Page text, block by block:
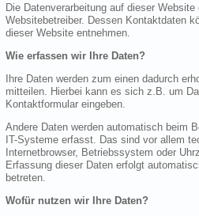
Die Datenverarbeitung auf dieser
Websitebetreiber. Dessen Kontaktdaten
dieser Website entnehmen.
Wie erfassen wir Ihre Daten?
Ihre Daten werden zum einen dadurch
mitteilen. Hierbei kann es sich z.B. um
Kontaktformular eingeben.
Andere Daten werden automatisch beim
IT-Systeme erfasst. Das sind vor allem
Internetbrowser, Betriebssystem oder
Erfassung dieser Daten erfolgt
betreten.
Wofür nutzen wir Ihre Daten?